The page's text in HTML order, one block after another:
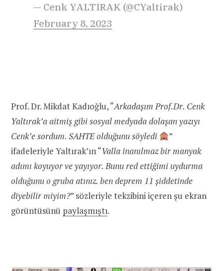
— Cenk YALTIRAK (@CYaltirak)
February 8, 2023
Prof. Dr. Mikdat Kadıoğlu, “Arkadaşım Prof.Dr. Cenk
Yaltırak’a aitmiş gibi sosyal medyada dolaşan yazıyı
Cenk’e sordum. SAHTE olduğunu söyledi
”
ifadeleriyle Yaltırak’ın “Valla inanılmaz bir manyak
adımı koyuyor ve yayıyor. Bunu red ettiğimi uydurma
olduğunu o gruba atınız. ben deprem 11 şiddetinde
diyebilir miyim?” sözleriyle tekzibini içeren şu ekran
görüntüsünü paylaşmıştı.